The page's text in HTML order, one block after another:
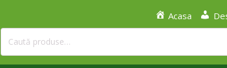
Acasa
Caută